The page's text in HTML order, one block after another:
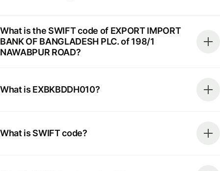
What is the SWIFT code of EXPORT IMPORT
BANK OF BANGLADESH PLC. of 198/1
NAWABPUR ROAD?
What is EXBKBDDH010?
What is SWIFT code?